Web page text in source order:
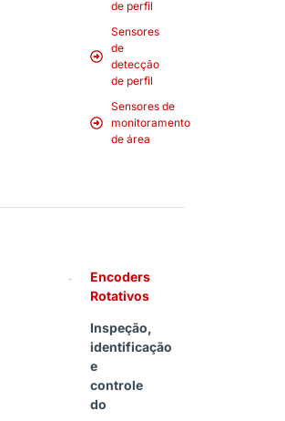
de perfil
Sensores
de
detecção
de perfil
Sensores de
monitoramento
de área
Encoders
Rotativos
Inspeção,
identificação
e
controle
do